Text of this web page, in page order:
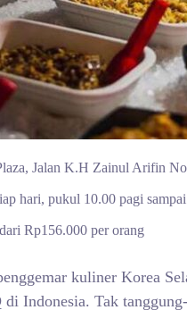
Jalan K.H Zainul Arifin
hari, pukul 10.00 pagi
Rp156.000 per orang
kuliner Korea
Indonesia. Tak